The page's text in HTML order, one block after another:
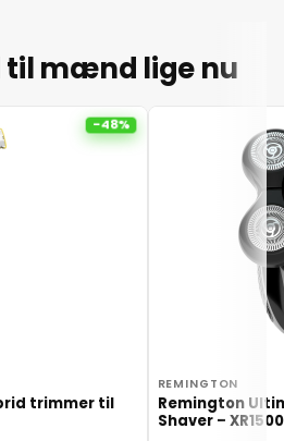
til mænd lige nu
-48%
trimmer til
REMINGTON
Remington
Shaver – XR1500